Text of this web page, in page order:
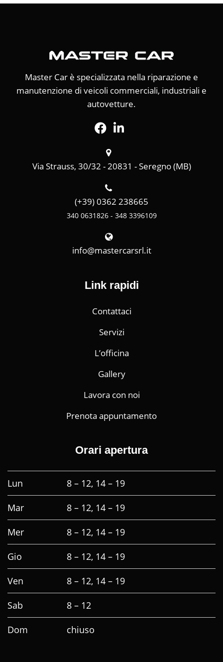
Master Car è specializzata nella riparazione e
manutenzione di veicoli commerciali, industriali e
autovetture.
Via Strauss, 30/32 - 20831 - Seregno (MB)
(+39) 0362 238665
340 0631826 - 348 3396109
info@mastercarsrl.it
Link rapidi
Contattaci
Servizi
L’officina
Gallery
Lavora con noi
Prenota appuntamento
Orari apertura
Lun 8 – 12, 14 – 19
Mar 8 – 12, 14 – 19
Mer 8 – 12, 14 – 19
Gio 8 – 12, 14 – 19
Ven 8 – 12, 14 – 19
Sab 8 – 12
Dom chiuso